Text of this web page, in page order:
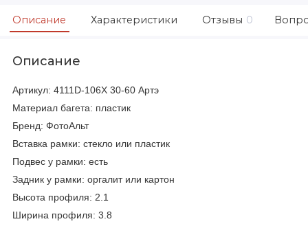
Описание Характеристики Отзывы 0
Описание
Артикул: 4111D-106X 30-60 Артэ
Материал багета: пластик
Бренд: ФотоАльт
Вставка рамки: стекло или пластик
Подвес у рамки: есть
Задник у рамки: оргалит или картон
Высота профиля: 2.1
Ширина профиля: 3.8